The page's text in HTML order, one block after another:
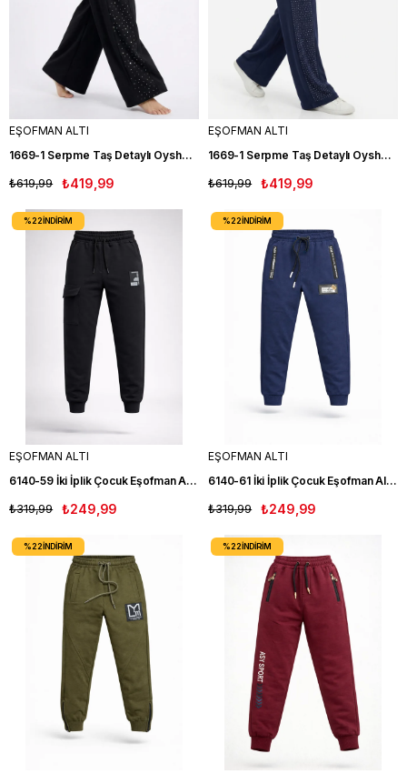
EŞOFMAN ALTI
1669-1 Serpme Taş Detaylı Oysho Eşofman Altı SİYAH
₺419,99
₺619,99
EŞOFMAN ALTI
1669-1 Serpme Taş Detaylı Oysho Eşofman Altı LACIVERT
₺419,99
₺619,99
EŞOFMAN ALTI
6140-59 İki İplik Çocuk Eşofman Altı LACIVERT
₺249,99
₺319,99
%22İNDIRIM
EŞOFMAN ALTI
6140-61 İki İplik Çocuk Eşofman Altı LACIVERT
₺249,99
₺319,99
%22İNDIRIM
%22İNDIRIM %22İNDIRIM